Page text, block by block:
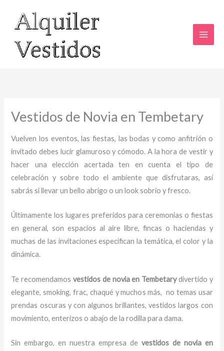
contenido
Vestidos de Novia en Tembetary
Vuelven los eventos, las fiestas, las bodas y como anfitrión o
invitado debes lucir glamuroso y cómodo. A la hora de vestir y
hacer una elección acertada ten en cuenta el tipo de
celebración y sobre todo el ambiente que disfrutaras, así
sabrás si llevar un bello abrigo o un look sobrio y fresco.
Últimamente los lugares preferidos para ceremonias o fiestas
en general, son espacios al aire libre, fincas o haciendas y
muchas de las invitaciones especifican la temática, el color y la
dinámica.
Te recomendamos vestidos de noviaen Tembetarydivertido y
elegante, smoking, frac, chaqué y muchos más, no temas usar
prendas oscuras y con algunos brillantes, vestidos largos con
movimiento, enterizos o abajo de la rodilla para dama.
Sin embargo, en nuestra empresa de vestidos de noviaen